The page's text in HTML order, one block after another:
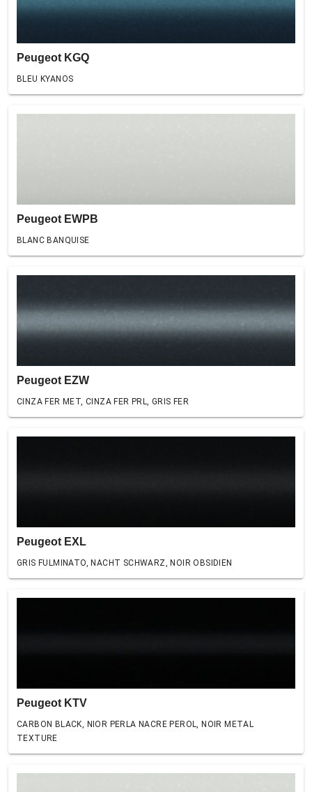
Peugeot KGQ
BLEU KYANOS
Peugeot EWPB
BLANC BANQUISE
Peugeot EZW
CINZA FER MET, CINZA FER PRL, GRIS FER
Peugeot EXL
GRIS FULMINATO, NACHT SCHWARZ, NOIR OBSIDIEN
Peugeot KTV
CARBON BLACK, NIOR PERLA NACRE PEROL, NOIR METAL
TEXTURE